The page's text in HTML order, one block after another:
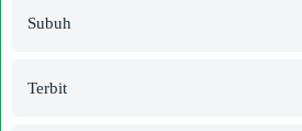
Subuh
Terbit